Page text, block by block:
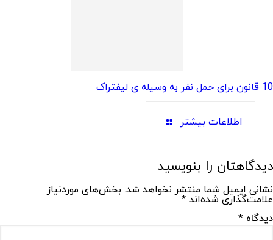
10 قانون برای حمل نفر به وسیله ی لیفتراک
اطلاعات بیشتر
دیدگاهتان را بنویسید
نشانی ایمیل شما منتشر نخواهد شد. بخش‌های موردنیاز
علامت‌گذاری شده‌اند *
دیدگاه *